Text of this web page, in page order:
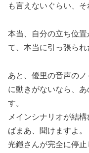
も言えないぐらい、
本当、自分の立ち位
て、本当に引っ張られ
あと、優里の音声の
に動きがないなら、
す。
メインシナリオが結
ばまあ、聞けますよ。
光鎧さんが完全に停